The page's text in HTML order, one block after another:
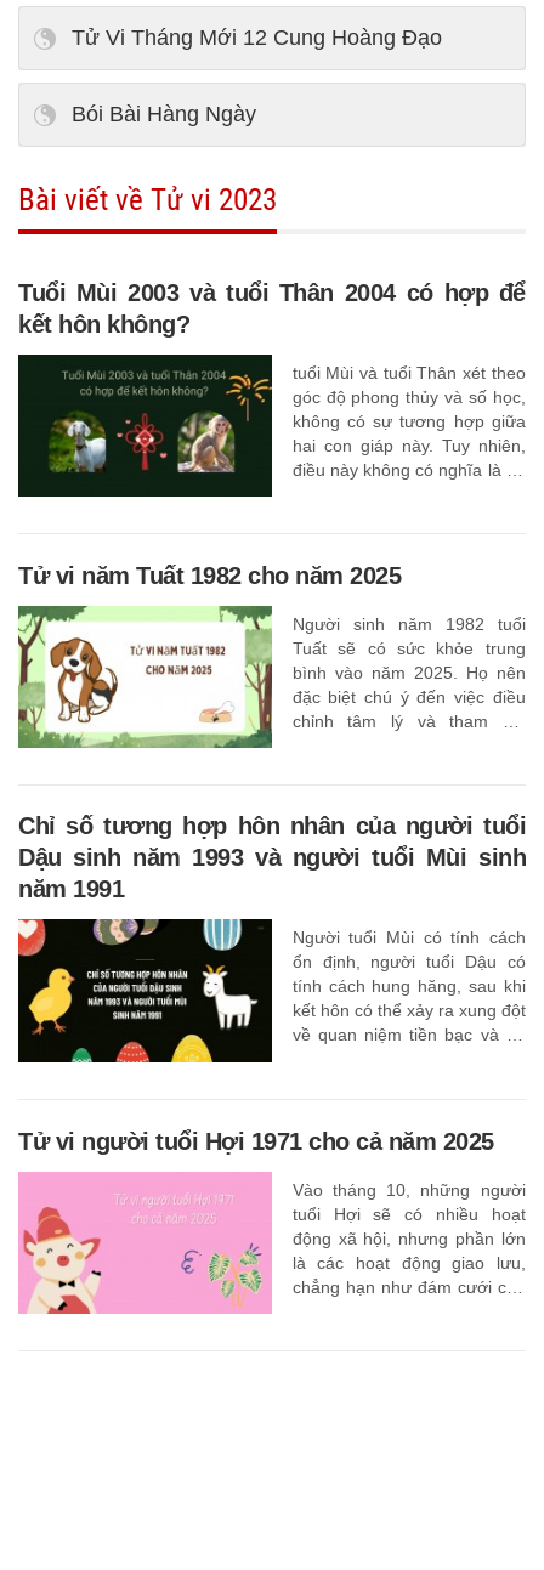
Tử Vi Tháng Mới 12 Cung Hoàng Đạo
Bói Bài Hàng Ngày
Bài viết về Tử vi 2023
Tuổi Mùi 2003 và tuổi Thân 2004 có hợp để
kết hôn không?
tuổi Mùi và tuổi Thân xét theo
góc độ phong thủy và số học,
không có sự tương hợp giữa
hai con giáp này. Tuy nhiên,
điều này không có nghĩa là họ
Tử vi năm Tuất 1982 cho năm 2025
Người sinh năm 1982 tuổi
Tuất sẽ có sức khỏe trung
bình vào năm 2025. Họ nên
đặc biệt chú ý đến việc điều
chỉnh tâm lý và tham gia
Chỉ số tương hợp hôn nhân của người tuổi
Dậu sinh năm 1993 và người tuổi Mùi sinh
năm 1991
Người tuổi Mùi có tính cách
ổn định, người tuổi Dậu có
tính cách hung hăng, sau khi
kết hôn có thể xảy ra xung đột
về quan niệm tiền bạc và sự
Tử vi người tuổi Hợi 1971 cho cả năm 2025
Vào tháng 10, những người
tuổi Hợi sẽ có nhiều hoạt
động xã hội, nhưng phần lớn
là các hoạt động giao lưu,
chẳng hạn như đám cưới của